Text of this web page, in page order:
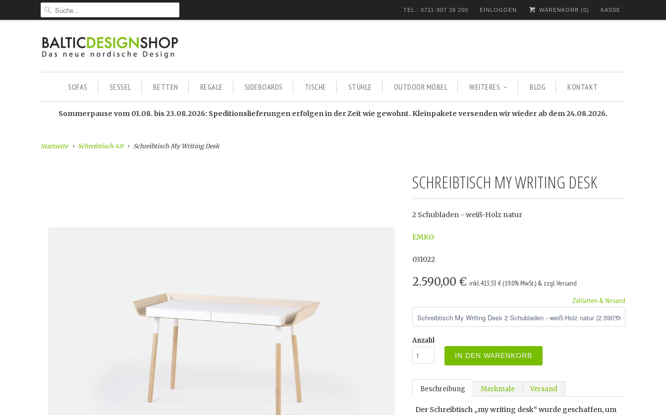
TEL.: 0711-907 38 200 EINLOGGEN WARENKORB (0) KASSE
SOFAS SESSEL BETTEN REGALE SIDEBOARDS TISCHE STÜHLE OUTDOOR MÖBEL WEITERES BLOG KONTAKT
Sommerpause vom 01.08. bis 23.08.2026: Speditionslieferungen erfolgen in der Zeit wie gewohnt. Kleinpakete versenden wir wieder ab dem 24.08.2026.
Startseite Schreibtisch 4.9 Schreibtisch My Writing Desk
SCHREIBTISCH MY WRITING DESK
2 Schubladen - weiß-Holz natur
EMKO
031022
2.590,00 € inkl. 413,53 € (19.0% MwSt.) & zzgl. Versand
Zahlarten & Versand
Anzahl
IN DEN WARENKORB
Beschreibung Merkmale Versand
Der Schreibtisch „my writing desk“ wurde geschaffen, um